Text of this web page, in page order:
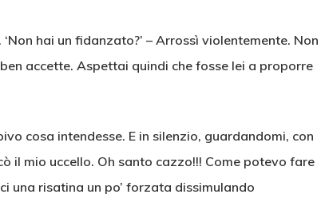
hai un fidanzato?’ – Arrossì violentemente. Non
accette. Aspettai quindi che fosse lei a proporre
cosa intendesse. E in silenzio, guardandomi, con
il mio uccello. Oh santo cazzo!!! Come potevo fare
una risatina un po’ forzata dissimulando